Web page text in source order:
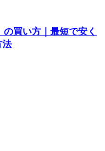
買い方｜最短で安く
法